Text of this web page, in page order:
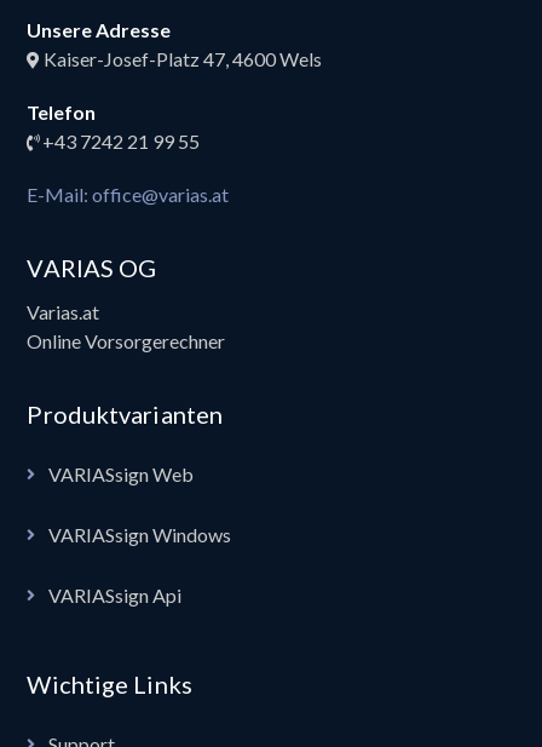
Unsere Adresse
Kaiser-Josef-Platz 47, 4600 Wels
Telefon
+43 7242 21 99 55
E-Mail: office@varias.at
VARIAS OG
Varias.at
Online Vorsorgerechner
Produktvarianten
VARIASsign Web
VARIASsign Windows
VARIASsign Api
Wichtige Links